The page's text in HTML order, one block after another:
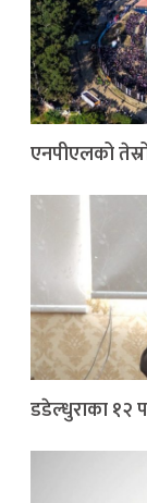
एनपीएलको
डडेल्धुराका १२